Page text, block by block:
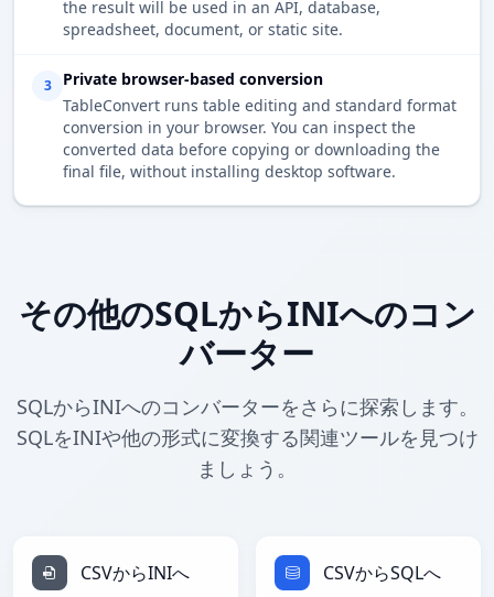
the result will be used in an API, database,
spreadsheet, document, or static site.
3
Private browser-based conversion
TableConvert runs table editing and standard format
conversion in your browser. You can inspect the
converted data before copying or downloading the
final file, without installing desktop software.
その他のSQLからINIへのコン
バーター
SQLからINIへのコンバーターをさらに探索します。
SQLをINIや他の形式に変換する関連ツールを見つけ
ましょう。
CSVからINIへ CSVからSQLへ